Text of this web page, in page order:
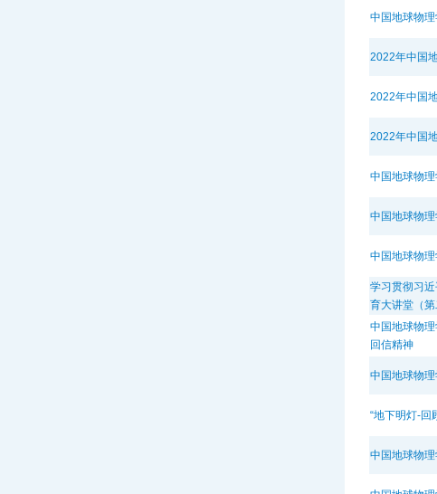
中国地球物
2022年中国
2022年中国
2022年中国
中国地球物
中国地球物
中国地球物
学习贯彻习
育大讲堂（第
中国地球物
回信精神
中国地球物
“地下明灯-回
中国地球物